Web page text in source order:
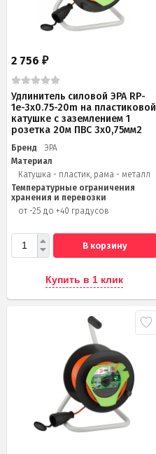
2 756 ₽
Удлинитель силовой ЭРА RP-
1e-3х0.75-20m на пластиковой
катушке c заземлением 1
розетка 20м ПВС 3х0,75мм2
Бренд
ЭРА
Материал
Катушка - пластик, рама - металл
Температурные ограничения
хранения и перевозки
от -25 до +40 градусов
В корзину
Купить в 1 клик